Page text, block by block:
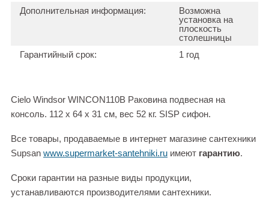
Дополнительная информация:
Возможна
установка на
плоскость
столешницы
Гарантийный срок:
1 год
Cielo Windsor WINCON110B Раковина подвесная на
консоль. 112 x 64 x 31 см, вес 52 кг. SISP сифон.
Все товары, продаваемые в интернет магазине сантехники
Supsan www.supermarket-santehniki.ru имеют гарантию.
Сроки гарантии на разные виды продукции,
устанавливаются производителями сантехники.